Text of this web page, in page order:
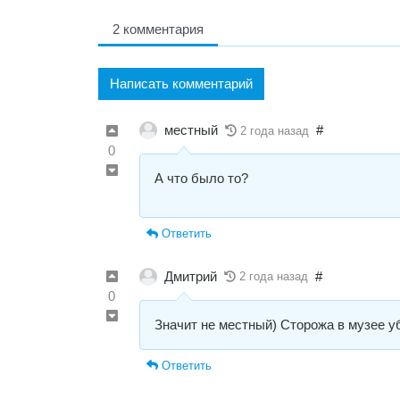
2 комментария
Написать комментарий
0
местный 2 года назад #
А что было то?
Ответить
0
Дмитрий 2 года назад #
Значит не местный) Сторожа в музее
Ответить